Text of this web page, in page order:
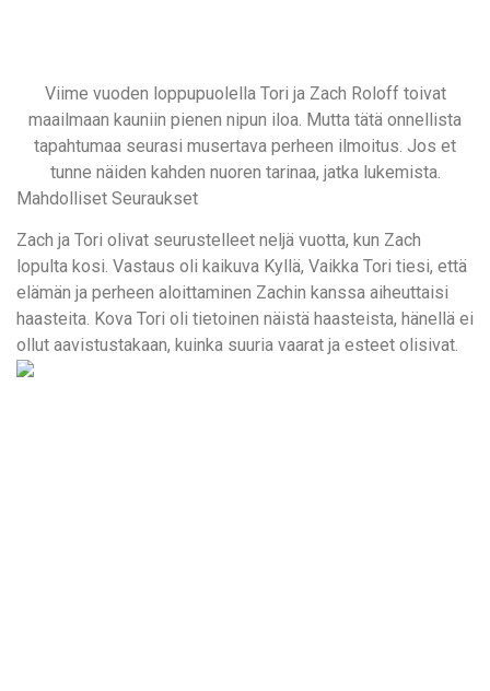
Viime vuoden loppupuolella Tori ja Zach Roloff toivat
maailmaan kauniin pienen nipun iloa. Mutta tätä onnellista
tapahtumaa seurasi musertava perheen ilmoitus. Jos et
tunne näiden kahden nuoren tarinaa, jatka lukemista.
Mahdolliset Seuraukset
Zach ja Tori olivat seurustelleet neljä vuotta, kun Zach
lopulta kosi. Vastaus oli kaikuva Kyllä, Vaikka Tori tiesi, että
elämän ja perheen aloittaminen Zachin kanssa aiheuttaisi
haasteita. Kova Tori oli tietoinen näistä haasteista, hänellä ei
ollut aavistustakaan, kuinka suuria vaarat ja esteet olisivat.